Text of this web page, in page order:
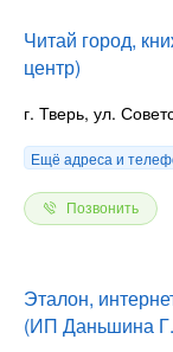
Читай город,
центр)
г. Тверь, ул.
Ещё адреса и
Позвонить
Эталон,
(ИП Даньшина